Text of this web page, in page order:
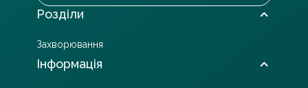
Розділи
Захворювання
Інформація